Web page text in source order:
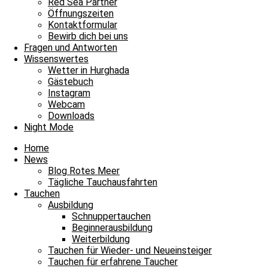
Öffnungszeiten
Kontaktformular
Bewirb dich bei uns
Fragen und Antworten
Wissenswertes
Wetter in Hurghada
Gästebuch
Instagram
Webcam
Downloads
Night Mode
Home
News
Blog Rotes Meer
Tägliche Tauchausfahrten
Tauchen
Ausbildung
Schnuppertauchen
Beginnerausbildung
Weiterbildung
Tauchen für Wieder- und Neueinsteiger
Tauchen für erfahrene Taucher